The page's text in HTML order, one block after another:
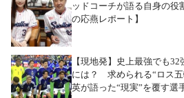
ッドコーチが語る自身の役
の応燕レポート】
【現地発】史上最強でも
には？ 求められる“ロス
英が語った“現実”を覆す選